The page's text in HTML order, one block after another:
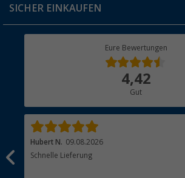
Rücksendung
SICHER EINKAUFEN
Eure Bewertungen
4,42
Gut
Hubert N. 09.08.2026
Schnelle Lieferung